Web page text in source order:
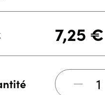
7,25 €